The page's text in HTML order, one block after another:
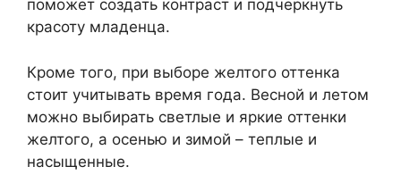
поможет создать контраст и подчеркнуть
красоту младенца.
Кроме того, при выборе желтого оттенка
стоит учитывать время года. Весной и летом
можно выбирать светлые и яркие оттенки
желтого, а осенью и зимой – теплые и
насыщенные.